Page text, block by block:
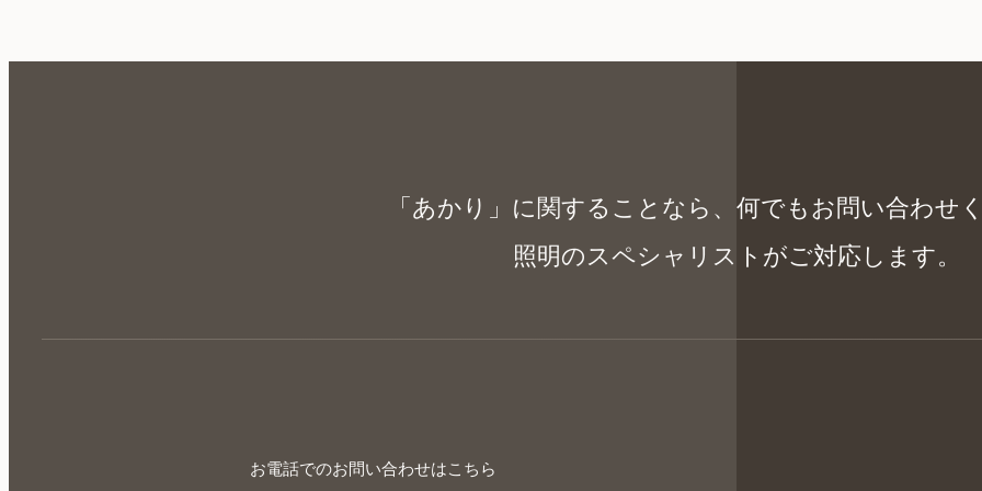
「あかり」に関することなら、 何でもお問い合わせ
照明のスペシャリストがご対応します。
お電話でのお問い合わせはこちら